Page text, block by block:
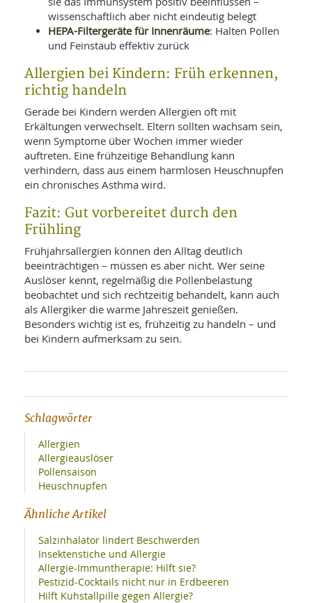
wissenschaftlich aber nicht eindeutig belegt
HEPA-Filtergeräte für Innenräume: Halten Pollen
und Feinstaub effektiv zurück
Allergien bei Kindern: Früh erkennen,
richtig handeln
Gerade bei Kindern werden Allergien oft mit
Erkältungen verwechselt. Eltern sollten wachsam sein,
wenn Symptome über Wochen immer wieder
auftreten. Eine frühzeitige Behandlung kann
verhindern, dass aus einem harmlosen Heuschnupfen
ein chronisches Asthma wird.
Fazit: Gut vorbereitet durch den
Frühling
Frühjahrsallergien können den Alltag deutlich
beeinträchtigen – müssen es aber nicht. Wer seine
Auslöser kennt, regelmäßig die Pollenbelastung
beobachtet und sich rechtzeitig behandelt, kann auch
als Allergiker die warme Jahreszeit genießen.
Besonders wichtig ist es, frühzeitig zu handeln – und
bei Kindern aufmerksam zu sein.
Schlagwörter
Allergien
Allergieauslöser
Pollensaison
Heuschnupfen
Ähnliche Artikel
Salzinhalator lindert Beschwerden
Insektenstiche und Allergie
Allergie-Immuntherapie: Hilft sie?
Pestizid-Cocktails nicht nur in Erdbeeren
Hilft Kuhstallpille gegen Allergie?